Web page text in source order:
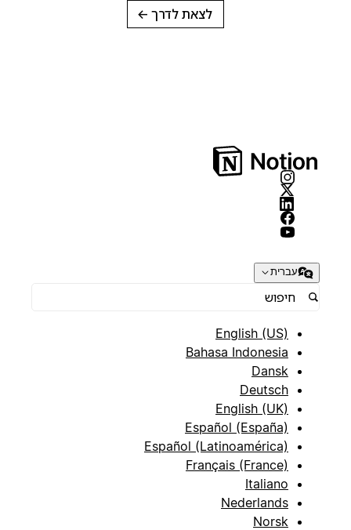
לצאת לדרך→
עברית
English (US)
Bahasa Indonesia
Dansk
Deutsch
English (UK)
Español (España)
Español (Latinoamérica)
Français (France)
Italiano
Nederlands
Norsk